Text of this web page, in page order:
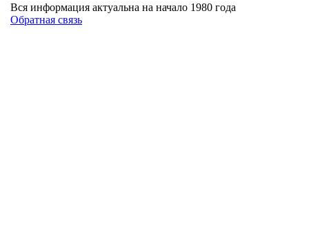
Вся информация актуальна на начало 1980 года
Обратная связь